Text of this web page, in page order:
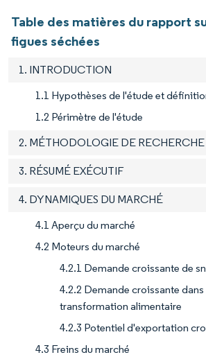
Table des matières du rapport
figues séchées
1. INTRODUCTION
1.1 Hypothèses de l'étude et
1.2 Périmètre de l'étude
2. MÉTHODOLOGIE DE RECHERCHE
3. RÉSUMÉ EXÉCUTIF
4. DYNAMIQUES DU MARCHÉ
4.1 Aperçu du marché
4.2 Moteurs du marché
4.2.1 Demande croissante de
4.2.2 Demande croissante
transformation alimentaire
4.2.3 Potentiel d'exportation
4.3 Freins du marché